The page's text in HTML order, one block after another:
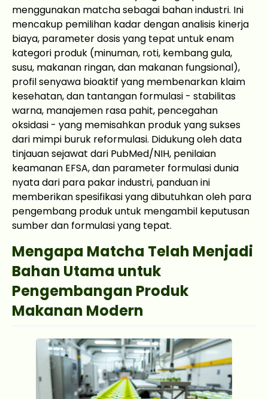
menggunakan matcha sebagai bahan industri. Ini
mencakup pemilihan kadar dengan analisis kinerja
biaya, parameter dosis yang tepat untuk enam
kategori produk (minuman, roti, kembang gula,
susu, makanan ringan, dan makanan fungsional),
profil senyawa bioaktif yang membenarkan klaim
kesehatan, dan tantangan formulasi - stabilitas
warna, manajemen rasa pahit, pencegahan
oksidasi - yang memisahkan produk yang sukses
dari mimpi buruk reformulasi. Didukung oleh data
tinjauan sejawat dari PubMed/NIH, penilaian
keamanan EFSA, dan parameter formulasi dunia
nyata dari para pakar industri, panduan ini
memberikan spesifikasi yang dibutuhkan oleh para
pengembang produk untuk mengambil keputusan
sumber dan formulasi yang tepat.
Mengapa Matcha Telah Menjadi
Bahan Utama untuk
Pengembangan Produk
Makanan Modern